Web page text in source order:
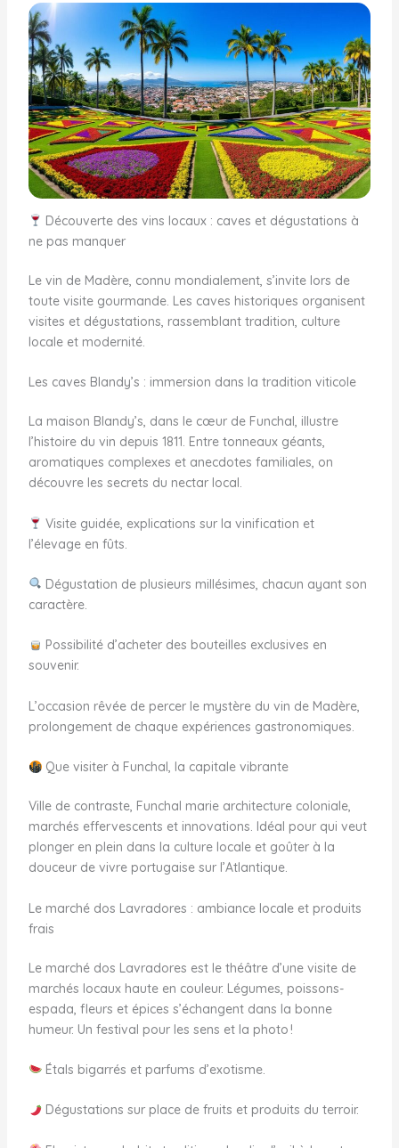
Découverte des vins locaux : caves et dégustations à
ne pas manquer
Le vin de Madère, connu mondialement, s’invite lors de
toute visite gourmande. Les caves historiques organisent
visites et dégustations, rassemblant tradition, culture
locale et modernité.
Les caves Blandy’s : immersion dans la tradition viticole
La maison Blandy’s, dans le cœur de Funchal, illustre
l’histoire du vin depuis 1811. Entre tonneaux géants,
aromatiques complexes et anecdotes familiales, on
découvre les secrets du nectar local.
Visite guidée, explications sur la vinification et
l’élevage en fûts.
Dégustation de plusieurs millésimes, chacun ayant son
caractère.
Possibilité d’acheter des bouteilles exclusives en
souvenir.
L’occasion rêvée de percer le mystère du vin de Madère,
prolongement de chaque expériences gastronomiques.
Que visiter à Funchal, la capitale vibrante
Ville de contraste, Funchal marie architecture coloniale,
marchés effervescents et innovations. Idéal pour qui veut
plonger en plein dans la culture locale et goûter à la
douceur de vivre portugaise sur l’Atlantique.
Le marché dos Lavradores : ambiance locale et produits
frais
Le marché dos Lavradores est le théâtre d’une visite de
marchés locaux haute en couleur. Légumes, poissons-
espada, fleurs et épices s’échangent dans la bonne
humeur. Un festival pour les sens et la photo !
Étals bigarrés et parfums d’exotisme.
Dégustations sur place de fruits et produits du terroir.